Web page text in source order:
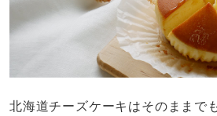
北海道チーズケーキはそのままで